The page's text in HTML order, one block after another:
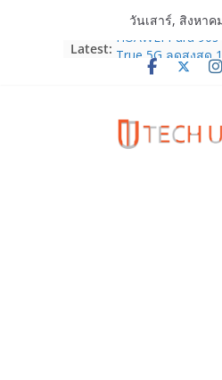
วันเสาร์, สิงหาค
Latest: HUAWEI Pura 90s
True 5G ลดสูงสุด
TrueVisions ชวนค
“เนเน่ รอยัล” บนเ